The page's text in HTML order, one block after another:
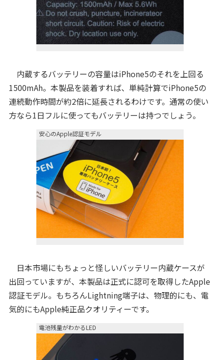
内蔵するバッテリーの容量はiPhone5のそれを上回る
1500mAh。本製品を装着すれば、単純計算でiPhone5の
連続動作時間が約2倍に延長されるわけです。通常の使い
方なら1日フルに使ってもバッテリーは持つでしょう。
安心のApple認証モデル
日本市場にもちょっと怪しいバッテリー内蔵ケースが
出回っていますが、本製品は正式に認可を取得したApple
認証モデル。もちろんLightning端子は、物理的にも、電
気的にもApple純正品クオリティーです。
電池残量がわかるLED